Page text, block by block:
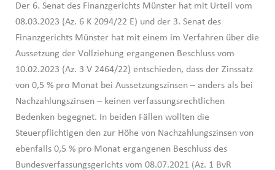
Der 6. Senat des Finanzgerichts Münster hat mit Urteil vom
08.03.2023 (Az. 6 K 2094/22 E) und der 3. Senat des
Finanzgerichts Münster hat mit einem im Verfahren über die
Aussetzung der Vollziehung ergangenen Beschluss vom
10.02.2023 (Az. 3 V 2464/22) entschieden, dass der Zinssatz
von 0,5 % pro Monat bei Aussetzungszinsen – anders als bei
Nachzahlungszinsen – keinen verfassungsrechtlichen
Bedenken begegnet. In beiden Fällen wollten die
Steuerpflichtigen den zur Höhe von Nachzahlungszinsen von
ebenfalls 0,5 % pro Monat ergangenen Beschluss des
Bundesverfassungsgerichts vom 08.07.2021 (Az. 1 BvR